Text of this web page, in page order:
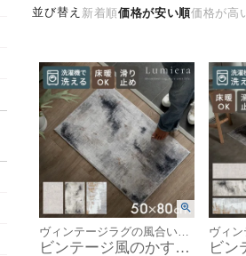
並び替え 新着順価格が安い順価格が高
ビンテージ風のかすれを再現したアブストラクトデザインのおしゃれな玄関マット Lumiera /約50x80㎝ 洗濯機で丸洗いOK 薄手で簡単お掃除＆軽くて畳めてラクラク収納 床暖ホットカーペット対応のオールシーズンOK [84410]